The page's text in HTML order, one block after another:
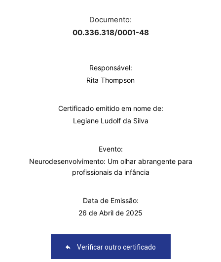
Documento:
00.336.318/0001-48
Responsável:
Rita Thompson
Certificado emitido em nome de:
Legiane Ludolf da Silva
Evento:
Neurodesenvolvimento: Um olhar abrangente para
profissionais da infância
Data de Emissão:
26 de Abril de 2025
Verificar outro certificado